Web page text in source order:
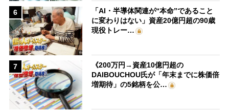
6
「AI・半導体関連が“本命”であること
に変わりはない」資産20億円超の90歳
現役トレー…
7
《200万円→資産10億円超の
DAIBOUCHOU氏が「年末までに株価倍
増期待」の5銘柄を公…